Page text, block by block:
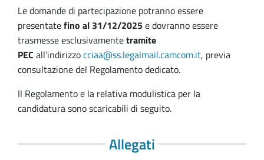
Le domande di partecipazione potranno essere
presentatefino al 31/12/2025e dovranno essere
trasmesse esclusivamentetramite
PEC all’indirizzocciaa@ss.legalmail.camcom.it, previa
consultazione del Regolamento dedicato.
Il Regolamento e la relativa modulistica per la
candidatura sono scaricabili di seguito.
Allegati